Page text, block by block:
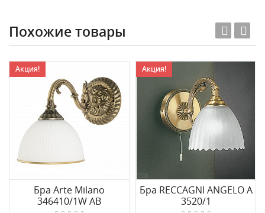
Похожие товары
Акция!
Бра Arte Milano
346410/1W AB
Акция!
Бра RECCAGNI ANGELO A
3520/1